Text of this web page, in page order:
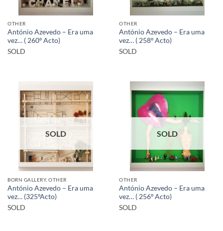
OTHER
António Azevedo – Era uma
vez… ( 260º Acto)
SOLD
OTHER
António Azevedo – Era uma
vez… ( 258º Acto)
SOLD
SOLD
BORN GALLERY, OTHER
António Azevedo – Era uma
vez… (325ºActo)
SOLD
SOLD
OTHER
António Azevedo – Era uma
vez… ( 256º Acto)
SOLD